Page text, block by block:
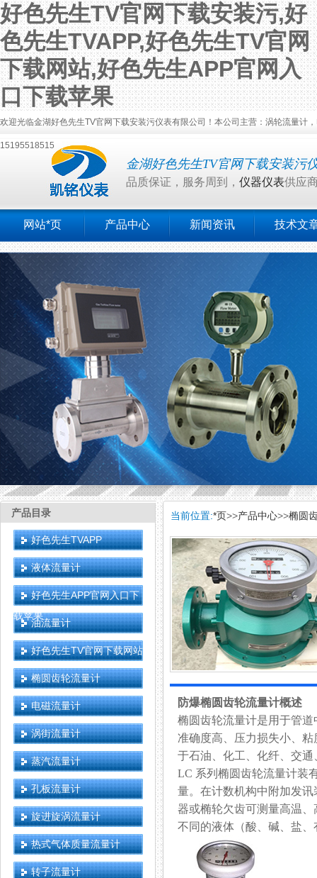
好色先生TV官网下载安装污,好
色先生TVAPP,好色先生TV官网
下载网站,好色先生APP官网入
口下载苹果
欢迎光临金湖好色先生TV官网下载安装污仪表有限公司！本公司主营：涡轮流量计
15195518515
金湖好色先生TV官网下载安装污
品质保证，服务周到， 仪器仪表供应
网站*页 产品中心 新闻资讯 技术文
产品目录
好色先生TVAPP
液体流量计
好色先生APP官网入口下
载苹果
油流量计
好色先生TV官网下载网站
椭圆齿轮流量计
电磁流量计
涡街流量计
蒸汽流量计
孔板流量计
旋进旋涡流量计
热式气体质量流量计
转子流量计
当前位置:*页>>产品中心>>椭圆
防爆椭圆齿轮流量计概述
椭圆齿轮流量计是用于管道
准确度高、压力损失小、
于石油、化工、化纤、
LC 系列椭圆齿轮流量计装
量。在计数机构中附加发
器或椭轮欠齿可测量高温、
不同的液体（酸、碱、